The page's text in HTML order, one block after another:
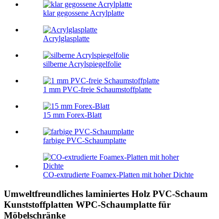
klar gegossene Acrylplatte
Acrylglasplatte
silberne Acrylspiegelfolie
1 mm PVC-freie Schaumstoffplatte
15 mm Forex-Blatt
farbige PVC-Schaumplatte
CO-extrudierte Foamex-Platten mit hoher Dichte
Umweltfreundliches laminiertes Holz PVC-Schaum
Kunststoffplatten WPC-Schaumplatte für
Möbelschränke